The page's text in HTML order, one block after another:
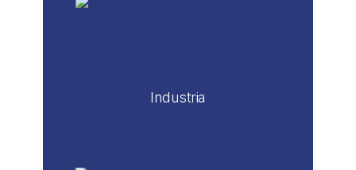
Industria